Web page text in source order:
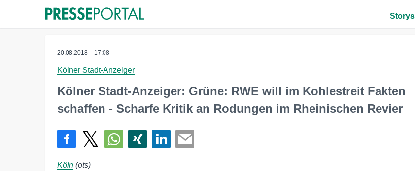
Storys
20.08.2018 – 17:08
Kölner Stadt-Anzeiger
Kölner Stadt-Anzeiger: Grüne: RWE will im Kohlestreit Fakten
schaffen - Scharfe Kritik an Rodungen im Rheinischen Revier
Köln (ots)